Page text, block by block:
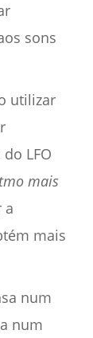
sons
utilizar
LFO
mais
a
mais
num
num